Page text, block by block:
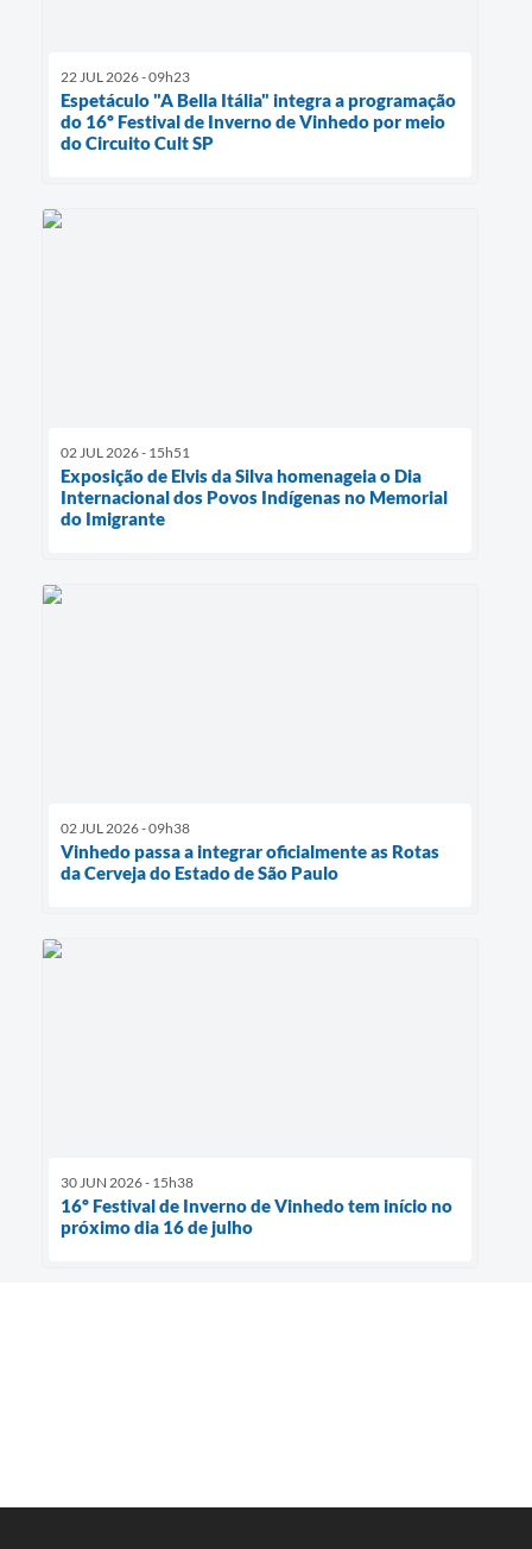
22 JUL 2026 - 09h23
Espetáculo "A Bella Itália" integra a programação
do 16º Festival de Inverno de Vinhedo por meio
do Circuito Cult SP
02 JUL 2026 - 15h51
Exposição de Elvis da Silva homenageia o Dia
Internacional dos Povos Indígenas no Memorial
do Imigrante
02 JUL 2026 - 09h38
Vinhedo passa a integrar oficialmente as Rotas
da Cerveja do Estado de São Paulo
30 JUN 2026 - 15h38
16º Festival de Inverno de Vinhedo tem início no
próximo dia 16 de julho